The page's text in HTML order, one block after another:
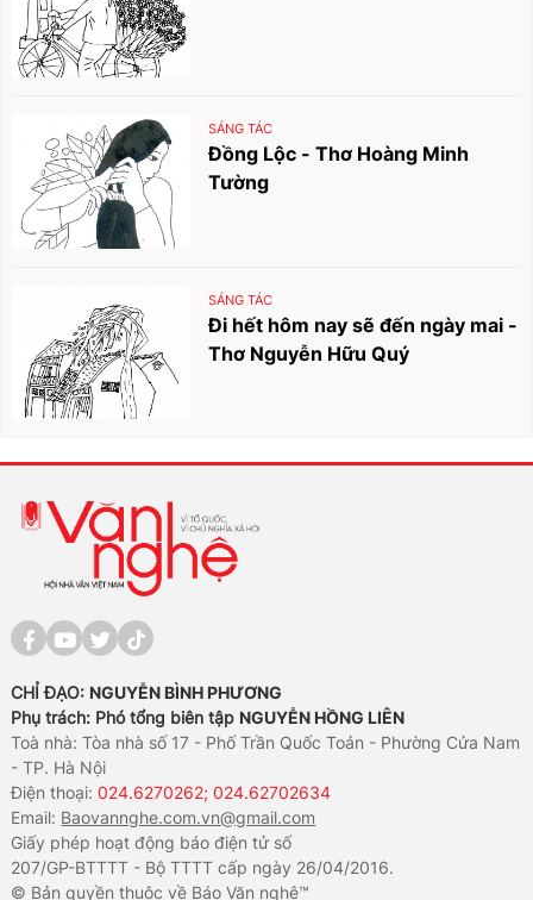
SÁNG TÁC
Đồng Lộc - Thơ Hoàng Minh
Tường
SÁNG TÁC
Đi hết hôm nay sẽ đến ngày mai -
Thơ Nguyễn Hữu Quý
CHỈ ĐẠO: NGUYỄN BÌNH PHƯƠNG
Phụ trách: Phó tổng biên tập NGUYỄN HỒNG LIÊN
Toà nhà: Tòa nhà số 17 - Phố Trần Quốc Toản - Phường Cửa Nam
- TP. Hà Nội
Điện thoại:024.6270262; 024.62702634
Email: Baovannghe.com.vn@gmail.com
Giấy phép hoạt động báo điện tử số
207/GP-BTTTT - Bộ TTTT cấp ngày 26/04/2016.
© Bản quyền thuộc về Báo Văn nghệ™